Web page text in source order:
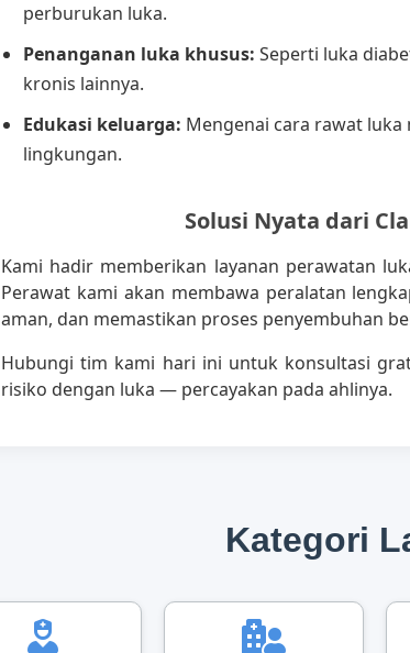
perburukan luka.
Penanganan luka khusus: Seperti luka
kronis lainnya.
Edukasi keluarga: Mengenai cara rawat
lingkungan.
Solusi Nyata dari
Kami hadir memberikan layanan perawatan
Perawat kami akan membawa peralatan
aman, dan memastikan proses penyembuhan
Hubungi tim kami hari ini untuk konsultasi
risiko dengan luka — percayakan pada ahlinya.
Kategori